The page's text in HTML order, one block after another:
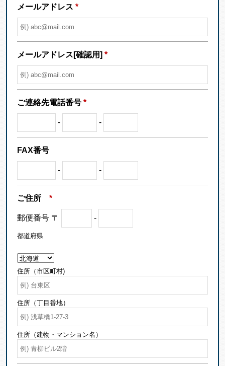
メールアドレス *
メールアドレス[確認用] *
ご連絡先電話番号 *
- -
FAX番号
- -
ご住所 *
郵便番号 〒 -
都道府県
住所（市区町村)
住所（丁目番地）
住所（建物・マンション名）